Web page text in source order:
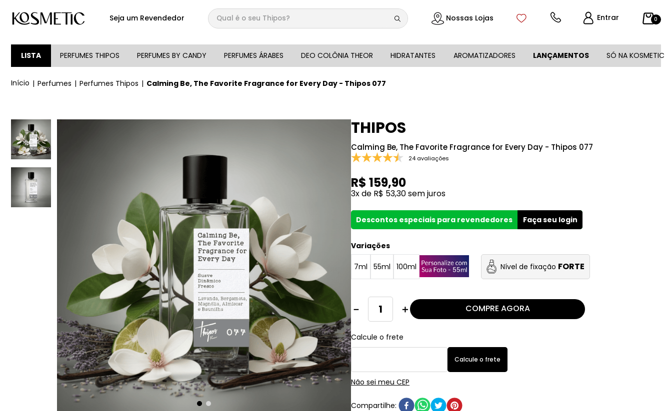
Seja um Revendedor
Qual é o seu Thipos?
Nossas Lojas Entrar 0
LISTA PERFUMES THIPOS PERFUMES BY CANDY PERFUMES ÁRABES DEO COLÔNIA THEOR HIDRATANTES AROMATIZADORES LANÇAMENTOS SÓ NA KOSMETIC
Perfumes Perfumes Thipos Calming Be, The Favorite Fragrance for Every Day - Thipos 077
THIPOS
Calming Be, The Favorite Fragrance for Every Day - Thipos 077
24 avaliações
R$ 159,90
3x de R$ 53,30sem juros
Descontos especiais para revendedores Faça seu login
Variações
7ml 55ml 100ml Nível de fixação FORTE
＋
－ COMPRE AGORA
Não sei meu CEP
1 º
144
3º
146
9
º 001